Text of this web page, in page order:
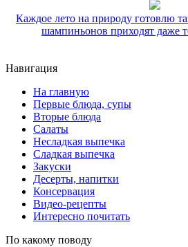
Каждое лето на природу готовлю
шампиньонов приходят даже
Навигация
На главную
Первые блюда, супы
Вторые блюда
Салаты
Несладкая выпечка
Сладкая выпечка
Закуски
Десерты, напитки
Консервация
Видео-рецепты
Интересно почитать
По какому поводу